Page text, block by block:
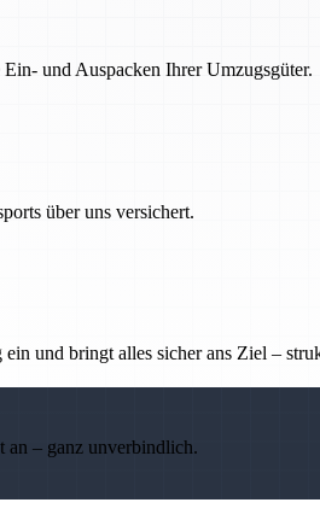
und Auspacken Ihrer Umzugsgüter.
über uns versichert.
und bringt alles sicher ans Ziel –
an – ganz unverbindlich.